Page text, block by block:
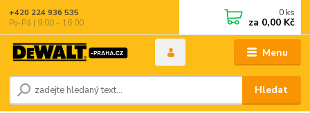
Menu
Hledat
+420 224 936 535
Po–Pá | 9:00 – 16:00
0 ks
za 0,00 Kč